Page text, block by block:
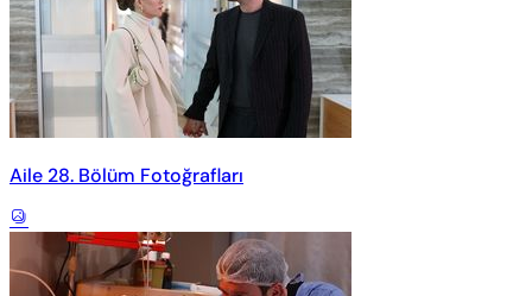
Aile 28. Bölüm Fotoğrafları